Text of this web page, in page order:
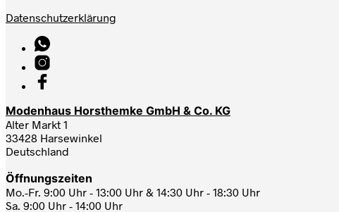
Datenschutzerklärung
Modenhaus Horsthemke GmbH & Co. KG
Alter Markt 1
33428 Harsewinkel
Deutschland
Öffnungszeiten
Mo.-Fr. 9:00 Uhr - 13:00 Uhr & 14:30 Uhr - 18:30 Uhr
Sa. 9:00 Uhr - 14:00 Uhr